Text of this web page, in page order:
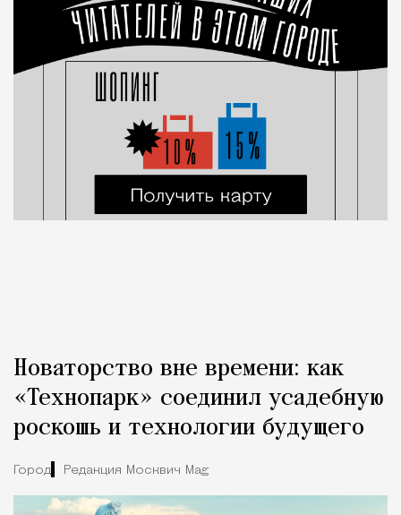
Новаторство вне времени: как
«Технопарк» соединил усадебную
роскошь и технологии будущего
Город Редакция Москвич Mag